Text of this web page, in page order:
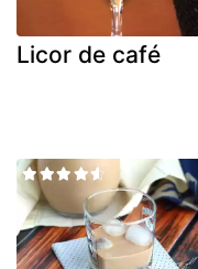
Licor de café